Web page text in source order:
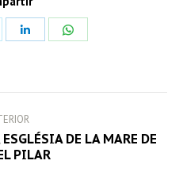
Previous
DE LA MARE DE
PILAR